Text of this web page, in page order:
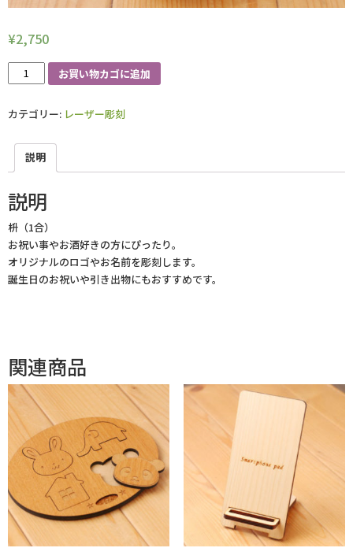
¥2,750
ー
ー
刻
升
個
お買い物カゴに追加
カテゴリー: レーザー彫刻
説明
説明
枡（1合）
お祝い事やお酒好きの方にぴったり。
オリジナルのロゴやお名前を彫刻します。
誕生日のお祝いや引き出物にもおすすめです。
関連商品